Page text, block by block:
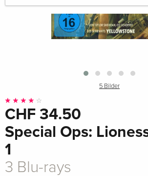
5 Bilder
CHF 34.50
Special Ops:
1
3 Blu-rays